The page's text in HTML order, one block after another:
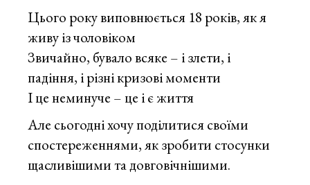
Цього року виповнюється 18 років, як я
живу із чоловіком
Звичайно, бувало всяке – і злети, і
падіння, і різні кризові моменти
І це неминуче – це і є життя
Але сьогодні хочу поділитися своїми
спостереженнями, як зробити стосунки
щасливішими та довговічнішими.